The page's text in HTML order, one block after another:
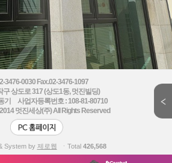
3476-0030 Fax.02-3476-1097
구 상도로 317 (상도1동, 멋진빌딩)
기 사업자등록번호 : 108-81-80710
멋진세상(주) All Rights Reserved
System by 제로웹 ㆍTotal 426,568